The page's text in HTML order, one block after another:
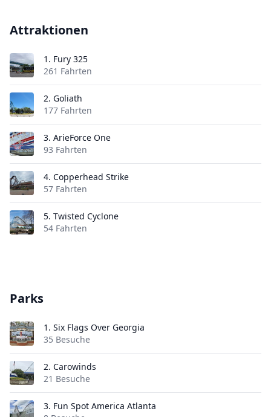
Attraktionen
1. Fury 325
261 Fahrten
2. Goliath
177 Fahrten
3. ArieForce One
93 Fahrten
4. Copperhead Strike
57 Fahrten
5. Twisted Cyclone
54 Fahrten
Parks
1. Six Flags Over Georgia
35 Besuche
2. Carowinds
21 Besuche
3. Fun Spot America Atlanta